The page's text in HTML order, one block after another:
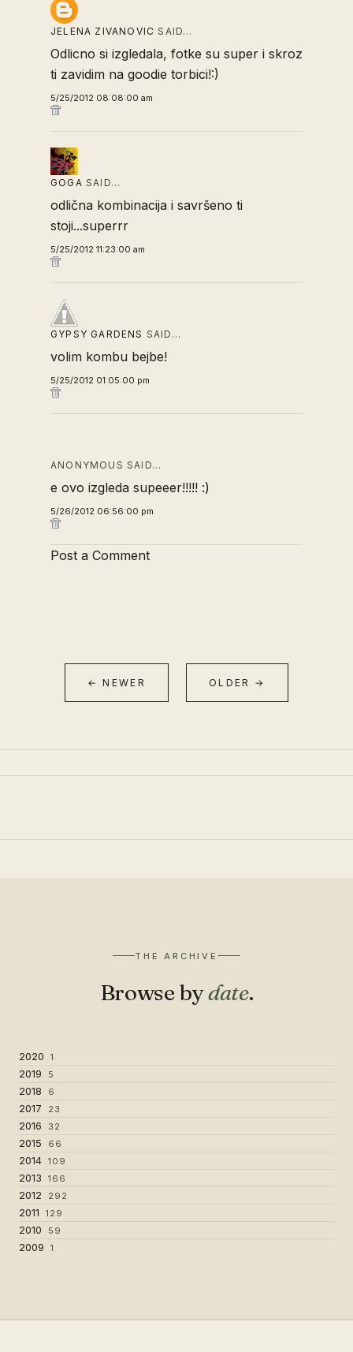
JELENA ZIVANOVIC SAID…
Odlicno si izgledala, fotke su super i skroz
ti zavidim na goodie torbici!:)
5/25/2012 08:08:00 am
GOGA SAID…
odlična kombinacija i savršeno ti
stoji...superrr
5/25/2012 11:23:00 am
GYPSY GARDENS SAID…
volim kombu bejbe!
5/25/2012 01:05:00 pm
ANONYMOUS SAID…
e ovo izgleda supeeer!!!!! :)
5/26/2012 06:56:00 pm
Post a Comment
← NEWER OLDER →
THE ARCHIVE
Browse bydate.
2020 1
2019 5
2018 6
2017 23
2016 32
2015 66
2014 109
2013 166
2012 292
2011 129
2010 59
2009 1